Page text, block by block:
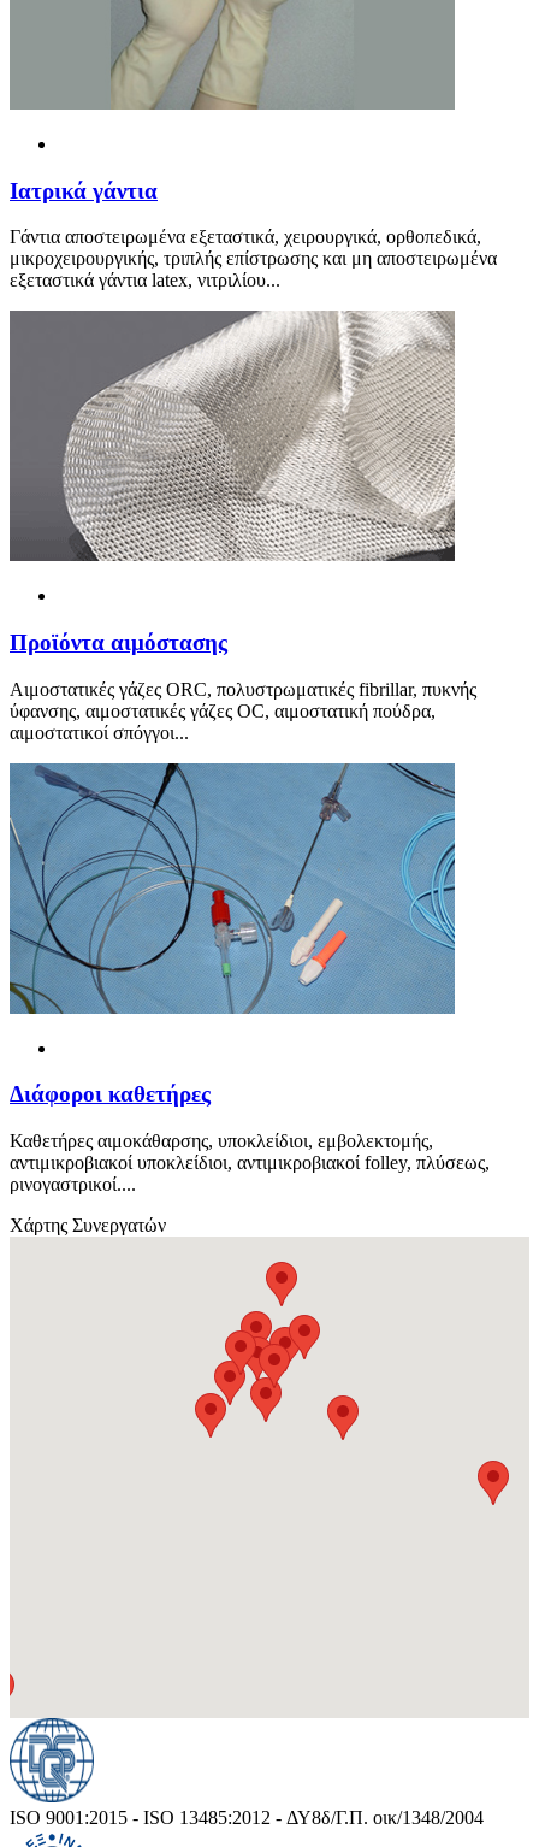
Ιατρικά γάντια
Γάντια αποστειρωμένα εξεταστικά, χειρουργικά, ορθοπεδικά,
μικροχειρουργικής, τριπλής επίστρωσης και μη αποστειρωμένα
εξεταστικά γάντια latex, νιτριλίου...
Προϊόντα αιμόστασης
Αιμοστατικές γάζες ORC, πολυστρωματικές fibrillar, πυκνής
ύφανσης, αιμοστατικές γάζες OC, αιμοστατική πούδρα,
αιμοστατικοί σπόγγοι...
Διάφοροι καθετήρες
Καθετήρες αιμοκάθαρσης, υποκλείδιοι, εμβολεκτομής,
αντιμικροβιακοί υποκλείδιοι, αντιμικροβιακοί folley, πλύσεως,
ρινογαστρικοί....
Χάρτης Συνεργατών
ISO 9001:2015 - ISO 13485:2012 - ΔΥ8δ/Γ.Π. οικ/1348/2004